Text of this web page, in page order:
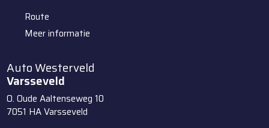
Route
Meer informatie
Auto Westerveld
Varsseveld
O. Oude Aaltenseweg 10
7051 HAVarsseveld